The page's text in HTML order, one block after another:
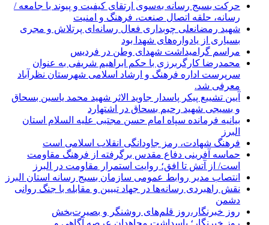
حرکت بسیج رسانه به‌سوی ارتقای کیفیت و پیوند با جامعه /
رسانه، حلقه اتصال صنعت، فرهنگ و امنیت
شهید رمضانعلی چوبداری فعال رسانه‌ای پرتلاش و مجری
بسیاری از یادواره‌های شهدا بود
مراسم گرامیداشت شهدای وطن در فردیس
محمدرضا کارگربرزی با حکم ابراهیم شریفی به عنوان
سرپرست اداره فرهنگ و ارشاد اسلامی شهرستان نظرآباد
معرفی شد.
آیین تشییع پیکر پاسدار جاوید الاثر شهید محمد یاسین بسحاق
و بسیجی شهید رحیم بسحاق در اشتهارد
بیانیه فرمانده سپاه امام حسن مجتبی علیه السلام استان
البرز
فرهنگ شهادت، رمز جاودانگی انقلاب اسلامی است
حماسه آفرینی دفاع مقدس برگرفته از فرهنگ مقاومت
است/ از آتش تا افق؛ روایت استمرار مقاومت در البرز
انتصاب مدیر روابط عمومی سازمان بسیج رسانه استان البرز
نقش راهبردی رسانه‌ها در جهاد تبیین و مقابله با جنگ روانی
دشمن
روز خبرنگار،روز قلم‌های روشنگر و بصیرت‌بخش